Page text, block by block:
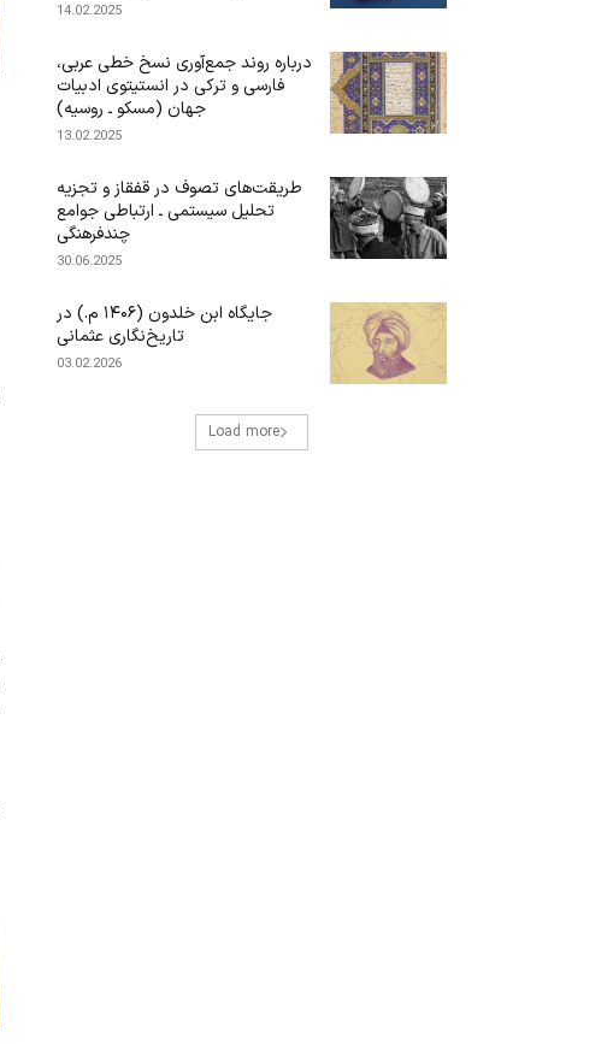
14.02.2025
درباره‌ روند جمع‌آوری نسخ خطی عربی،
فارسی و ترکی در انستیتوی ادبیات
جهان (مسکو ـ روسیه)
13.02.2025
طریقت‌های تصوف در قفقاز و تجزیه
تحلیل سیستمی ـ ارتباطی جوامع
چندفرهنگی
30.06.2025
جایگاه ابن‌ خلدون (۱۴۰۶ م.) در
تاریخ‌نگاری عثمانی
03.02.2026
Load more